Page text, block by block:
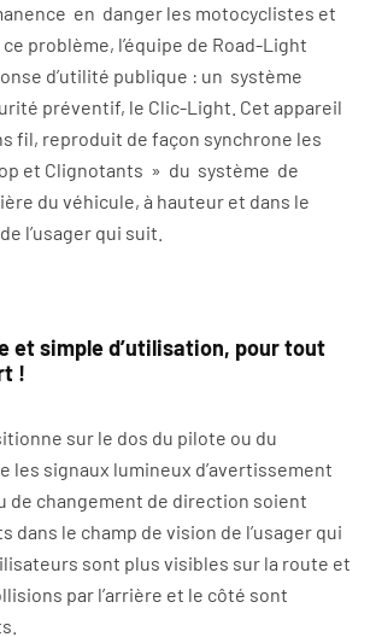
en danger les motocyclistes et
problème, l’équipe de Road-Light
d’utilité publique : un système
préventif, le Clic-Light. Cet appareil
fil, reproduit de façon synchrone les
et Clignotants » du système de
du véhicule, à hauteur et dans le
l’usager qui suit.
et simple d’utilisation, pour tout
!
sur le dos du pilote ou du
les signaux lumineux d’avertissement
de changement de direction soient
dans le champ de vision de l’usager qui
sont plus visibles sur la route et
par l’arrière et le côté sont